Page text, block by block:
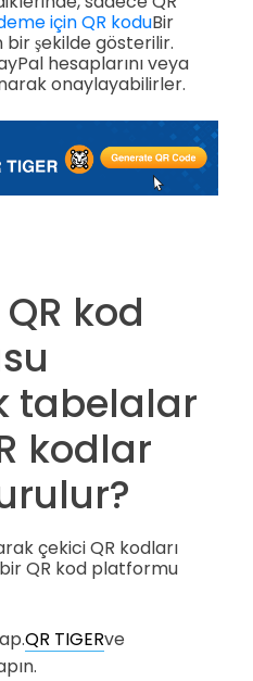
için QR koduBir
şekilde gösterilir.
hesaplarını veya
onaylayabilirler.
kod
tabelalar
kodlar
çekici QR kodları
QR kod platformu
QR TIGERve